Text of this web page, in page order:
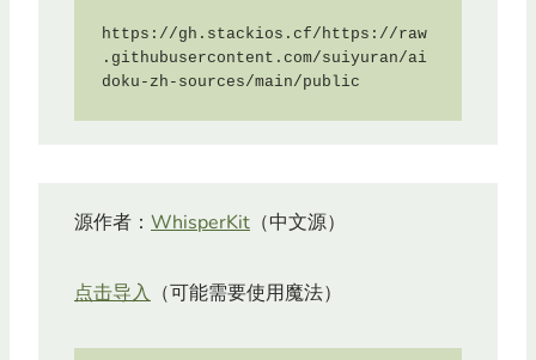
https://gh.stackios.cf/https://raw
.githubusercontent.com/suiyuran/ai
doku-zh-sources/main/public
源作者： WhisperKit （中文源）
点击导入 （可能需要使用魔法）